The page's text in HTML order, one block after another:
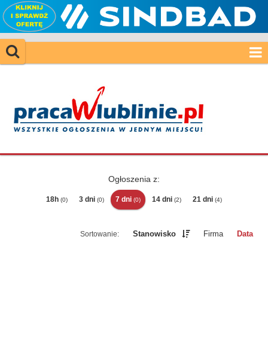
Ogłoszenia z:
18h (0) 3 dni (0) 7 dni (0) 14 dni (2) 21 dni (4)
Stanowisko Firma Data